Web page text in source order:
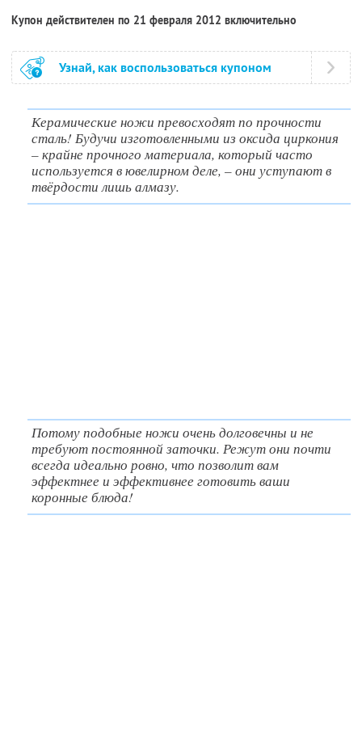
Купон действителен по 21 февраля 2012 включительно
Узнай, как воспользоваться купоном
Керамические ножи превосходят по прочности
сталь! Будучи изготовленными из оксида циркония
– крайне прочного материала, который часто
используется в ювелирном деле, – они уступают в
твёрдости лишь алмазу.
Потому подобные ножи очень долговечны и не
требуют постоянной заточки. Режут они почти
всегда идеально ровно, что позволит вам
эффектнее и эффективнее готовить ваши
коронные блюда!